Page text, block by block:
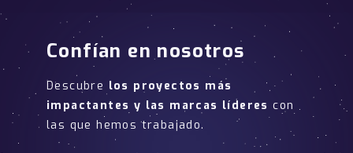
Confían en nosotros
Descubre los proyectos más
impactantes y las marcas líderes con
las que hemos trabajado.